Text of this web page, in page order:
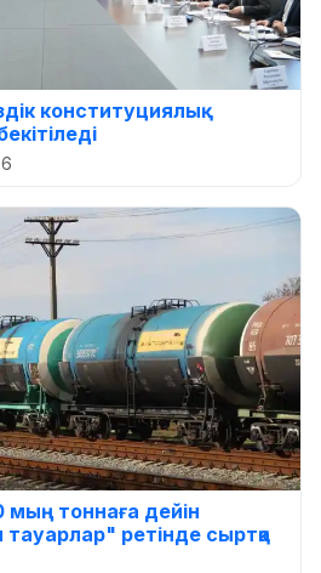
конституциялық
тоннаға дейін
ретінде сыртқа